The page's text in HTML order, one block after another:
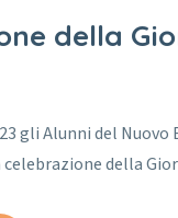
della
gli Alunni del
della